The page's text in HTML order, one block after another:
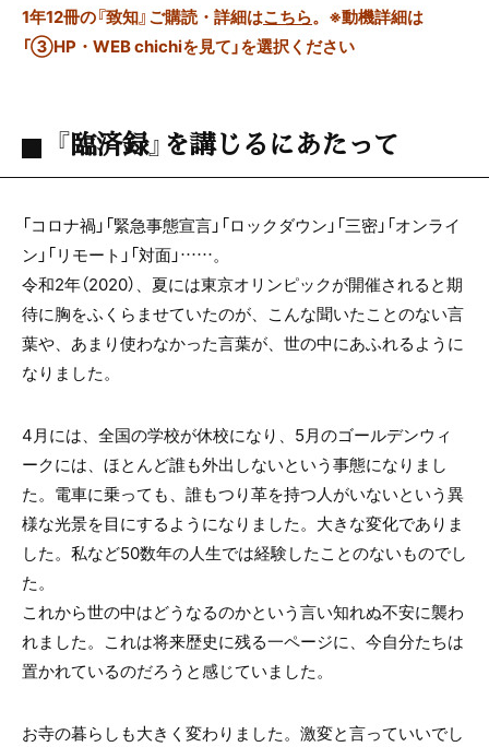
1年12冊の『致知』ご購読・詳細はこちら。 ※動機詳細は
「③HP・WEB chichiを見て」を選択ください
『臨済録』を講じるにあたって
「コロナ禍」「緊急事態宣言」「ロックダウン」「三密」「オンライ
ン」「リモート」「対面」……。
令和2年（2020）、夏には東京オリンピックが開催されると期
待に胸をふくらませていたのが、こんな聞いたことのない言
葉や、あまり使わなかった言葉が、世の中にあふれるように
なりました。
4月には、全国の学校が休校になり、5月のゴールデンウィ
ークには、ほとんど誰も外出しないという事態になりまし
た。電車に乗っても、誰もつり革を持つ人がいないという異
様な光景を目にするようになりました。大きな変化でありま
した。私など50数年の人生では経験したことのないものでし
た。
これから世の中はどうなるのかという言い知れぬ不安に襲わ
れました。これは将来歴史に残る一ページに、今自分たちは
置かれているのだろうと感じていました。
お寺の暮らしも大きく変わりました。激変と言っていいでし